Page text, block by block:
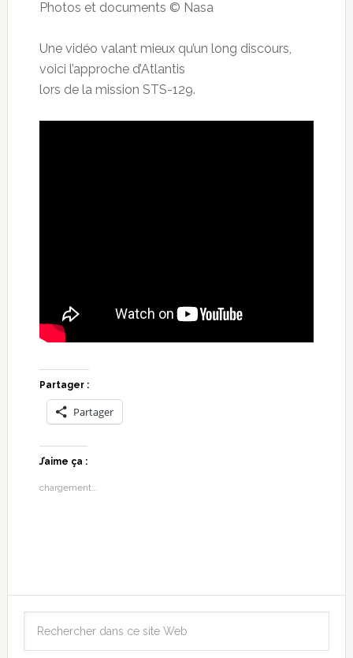
Photos et documents © Nasa
Une vidéo valant mieux qu’un long discours,
voici l’approche d’Atlantis
lors de la mission STS-129.
Partager :
Partager
J’aime ça :
chargement…